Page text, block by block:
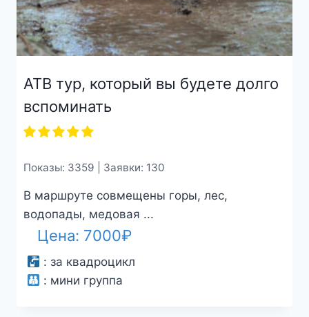
АТВ тур, который вы будете долго
вспоминать
Показы: 3359 | Заявки: 130
В маршруте совмещены горы, лес,
водопады, медовая ...
Цена: 7000₽
: за квадроцикл
: мини группа